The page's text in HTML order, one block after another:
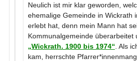
Neulich ist mir klar geworden,
ehemalige Gemeinde in Wickrath
erlebt hat, denn mein Mann hat
Kommunalgemeinde überarbeitet
„Wickrath. 1900 bis 1974“ . Als
kam, herrschte